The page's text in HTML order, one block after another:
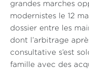
grandes marches
modernistes le 12
dossier entre les
dont l’arbitrage
consultative s’est
famille avec des